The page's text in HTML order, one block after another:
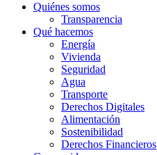
Quiénes somos
Transparencia
Qué hacemos
Energía
Vivienda
Seguridad
Agua
Transporte
Derechos Digitales
Alimentación
Sostenibilidad
Derechos Financieros